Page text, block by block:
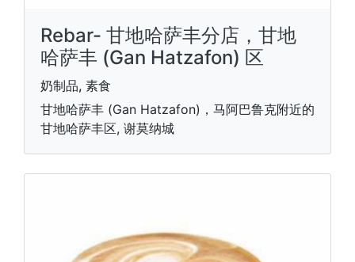
Rebar- 甘地哈萨丰分店，甘地
哈萨丰 (Gan Hatzafon) 区
奶制品, 素食
甘地哈萨丰 (Gan Hatzafon)，马阿巴鲁克附近的
甘地哈萨丰区, 谢莫纳城